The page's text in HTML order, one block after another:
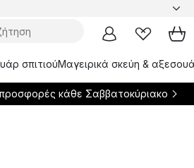
σπιτιούΜαγειρικά σκεύη &
κάθε Σαββατοκύριακο